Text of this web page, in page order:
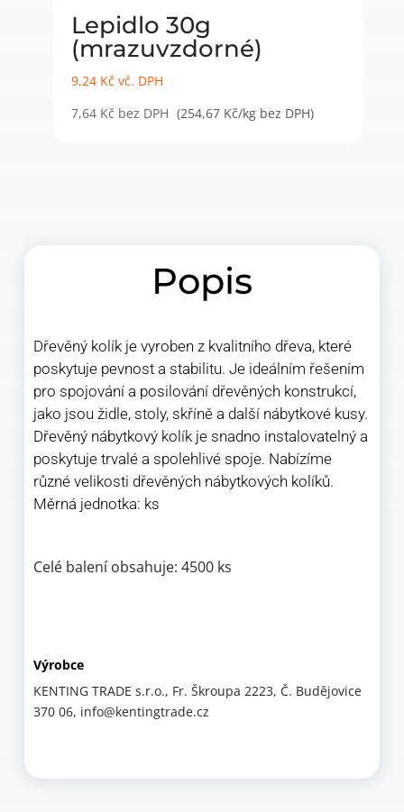
Lepidlo 30g
(mrazuvzdorné)
9,24 Kč vč. DPH
7,64 Kč bez DPH (254,67 Kč/kg bez DPH)
Popis
Dřevěný kolík je vyroben z kvalitního dřeva, které
poskytuje pevnost a stabilitu. Je ideálním řešením
pro spojování a posilování dřevěných konstrukcí,
jako jsou židle, stoly, skříně a další nábytkové kusy.
Dřevěný nábytkový kolík je snadno instalovatelný a
poskytuje trvalé a spolehlivé spoje. Nabízíme
různé velikosti dřevěných nábytkových kolíků.
Měrná jednotka: ks
Celé balení obsahuje: 4500 ks
Výrobce
KENTING TRADE s.r.o., Fr. Škroupa 2223, Č. Budějovice
370 06, info@kentingtrade.cz